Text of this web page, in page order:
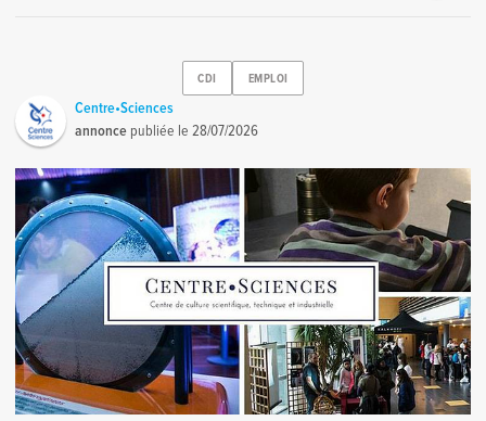
CDI EMPLOI
Centre•Sciences
annonce publiée le28/07/2026